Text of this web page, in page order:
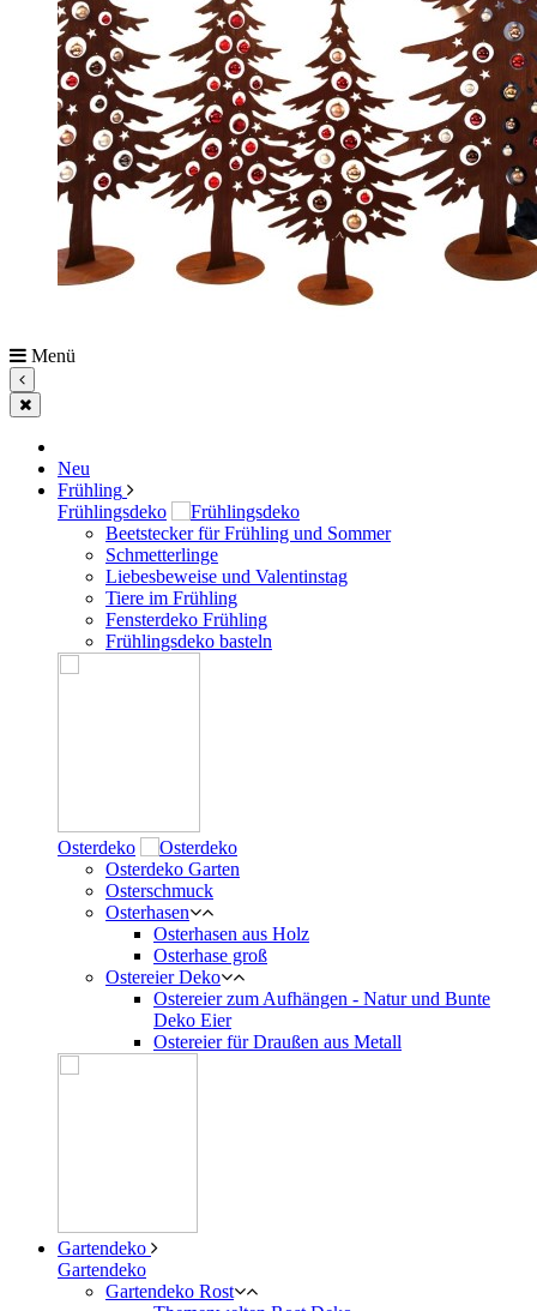
Menü
Neu
Frühling
Frühlingsdeko
Beetstecker für Frühling und Sommer
Schmetterlinge
Liebesbeweise und Valentinstag
Tiere im Frühling
Fensterdeko Frühling
Frühlingsdeko basteln
Osterdeko
Osterdeko Garten
Osterschmuck
Osterhasen
Osterhasen aus Holz
Osterhase groß
Ostereier Deko
Ostereier zum Aufhängen - Natur und Bunte
Deko Eier
Ostereier für Draußen aus Metall
Gartendeko
Gartendeko
Gartendeko Rost